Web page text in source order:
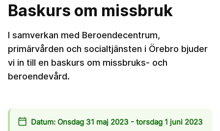
Baskurs om missbruk
I samverkan med Beroendecentrum,
primärvården och socialtjänsten i Örebro bjuder
vi in till en baskurs om missbruks- och
beroendevård.
calendar_today Datum: Onsdag 31 maj 2023 - torsdag 1 juni 2023